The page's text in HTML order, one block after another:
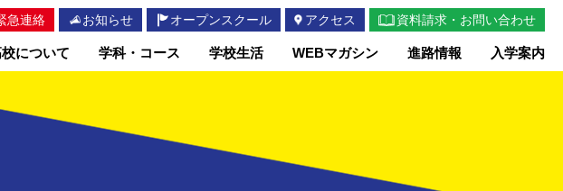
について
学科・コース 学校生活 WEBマガシン 進路情報 入学案内
急連絡 お知らせ オープンスクール アクセス 資料請求・お問い合わせ